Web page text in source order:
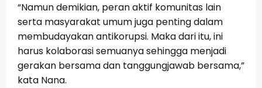
“Namun demikian, peran aktif komunitas lain
serta masyarakat umum juga penting dalam
membudayakan antikorupsi. Maka dari itu, ini
harus kolaborasi semuanya sehingga menjadi
gerakan bersama dan tanggungjawab bersama,”
kata Nana.